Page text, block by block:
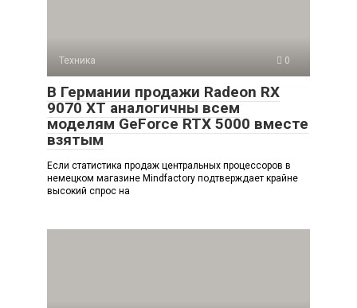
Техника 0
В Германии продажи Radeon RX
9070 XT аналогичны всем
моделям GeForce RTX 5000 вместе
взятым
Если статистика продаж центральных процессоров в
немецком магазине Mindfactory подтверждает крайне
высокий спрос на